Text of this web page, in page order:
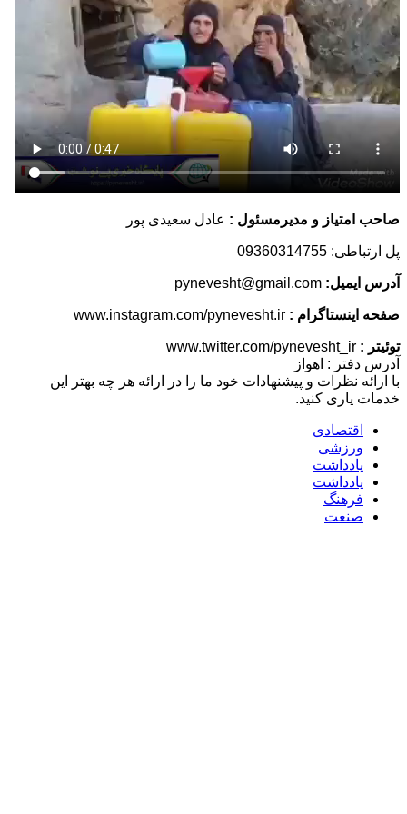
و مدیرمسئول :عادل سعیدی پور
pynevesht@gmail.com
:
www.instagram.com/pynevesht.ir
www.twitter.com/pynevesht_ir
: اهواز
نظرات و پیشنهادات خود ما را در ارائه هر چه بهتر این
کنید.
اقتصادی
ورزشی
یادداشت
یادداشت
فرهنگ
صنعت